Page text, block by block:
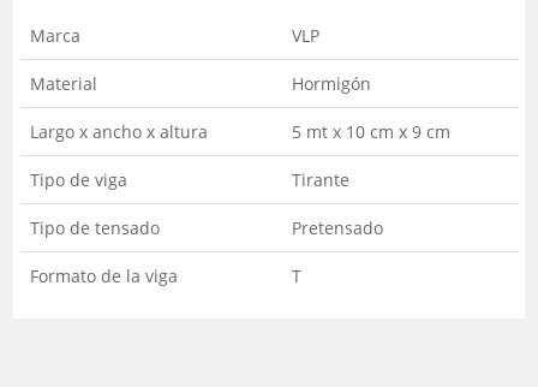
Marca VLP
Material Hormigón
Largo x ancho x altura 5 mt x 10 cm x 9 cm
Tipo de viga Tirante
Tipo de tensado Pretensado
Formato de la viga T